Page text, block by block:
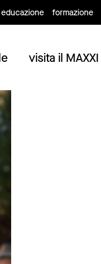
educazione formazione
visita il MAXXI